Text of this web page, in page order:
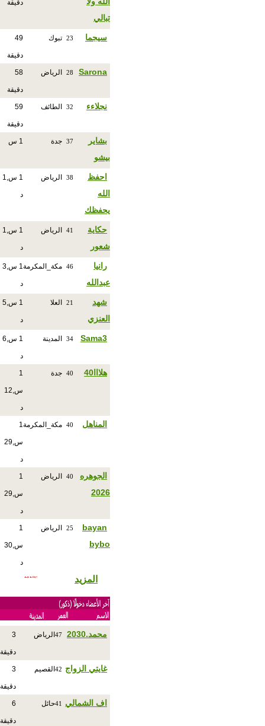
تبالي
دقيقة
سيجما 23 تبوك 49
دقيقة
Sarona
28 الرياض 58
دقيقة
نجلاءء 32 الطائف 59
دقيقة
بشاير
بيشو
37 جدة 1 س
احفظ
الله
يحفظك
38 الرياض 1 س,1
د
حكاية
شعور
41 الرياض 1 س,1
د
رانيا
عبدالله
46 مكة_المكرمة 1 س,3
د
شهد
العنزي
21 العلا 1 س,5
د
Sama3
34 المدينة 1 س,6
د
هلااا40 40 جدة 1
س,12
د
المناهل 40 مكة_المكرمة1
س,29
د
الجوهره
2026
40 الرياض 1
س,29
د
bayan
bybo
25 الرياض 1
س,30
د
المزيد
محمد.2030 47 الرياض 3
دقيقة
غايتي الزواج 42 القصيم 3
دقيقة
اف الشمالي 41حائل 6
دقيقة